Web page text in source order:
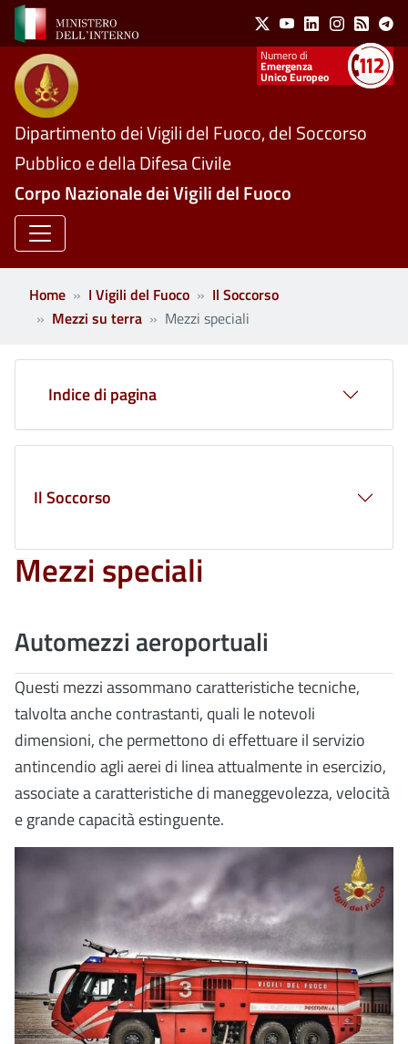
Salta al contenuto principale Social Menu
X YoutubeLinkedinInstagram
Feed
Numeri utili
Emergenza
Unico Europeo
Dipartimento dei Vigili del Fuoco, del Soccorso
Pubblico e della Difesa Civile
Corpo Nazionale dei Vigili del Fuoco
Home I Vigili del Fuoco
Il Soccorso
Mezzi su terra
Mezzi speciali
Mezzi speciali
Automezzi aeroportuali
Questi mezzi assommano caratteristiche tecniche,
talvolta anche contrastanti, quali le notevoli
dimensioni, che permettono di effettuare il servizio
antincendio agli aerei di linea attualmente in esercizio,
associate a caratteristiche di maneggevolezza, velocità
e grande capacità estinguente.
Indice di pagina
Il Soccorso